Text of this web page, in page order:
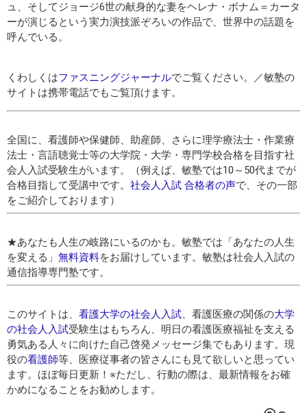
ュ、そしてジョージ6世の献身的な妻をヘレナ・ボナム＝カータ
ーが演じるという実力演技派ぞろいの作品で、世界中の話題を
呼んでいる。
くわしくはファスニングジャーナルでご覧ください。／敏塾の
サイトは携帯電話でもご覧頂けます。
全国に、看護師や保健師、助産師、さらに理学療法士・作業療
法士・言語聴覚士等の大学院・大学・専門学校合格を目指す社
会人入試受験生がいます。（例えば、敏塾では10～50代までが
合格目指して受講中です。 社会人入試 合格者の声で、その一部
をご紹介しております）
★あなたも人生の岐路にいるのかも。敏塾では「あなたの人生
を変える」 無料資料をお届けしています。敏塾は社会人入試の
通信指導専門塾です。
このサイトは、 看護大学の社会人入試、看護医療の関係の大学
の社会人入試受験生はもちろん、明日の看護医療福祉を支える
勇気ある人々に向けた自己啓発メッセージ集でもあります。現
役の看護師等、医療従事者の皆さんにも見て欲しいと思ってい
ます。ほぼ毎日更新！※ただし、行動の際は、最新情報をお確
かめになることをお勧めします。